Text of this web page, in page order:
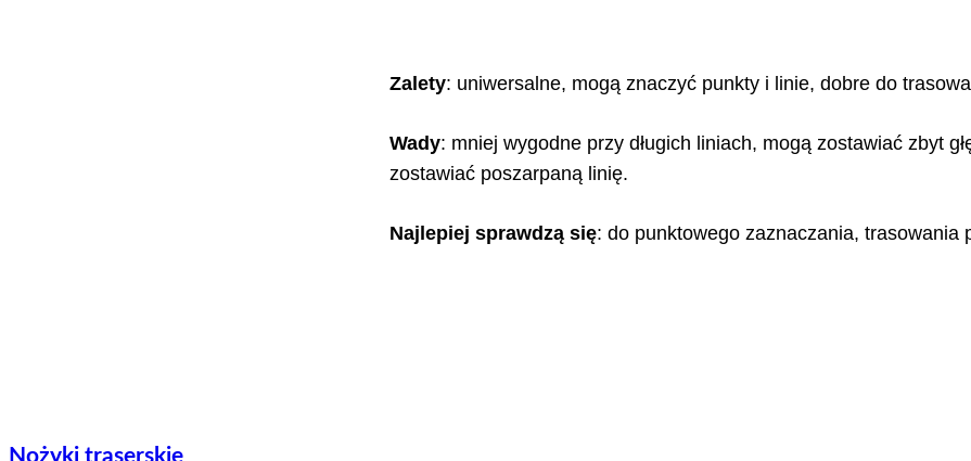
Zalety: uniwersalne, mogą znaczyć punkty i linie, dobre do
Wady: mniej wygodne przy długich liniach, mogą zostawiać zbyt
zostawiać poszarpaną linię.
Najlepiej sprawdzą się: do punktowego zaznaczania, trasowania
Nożyki traserskie